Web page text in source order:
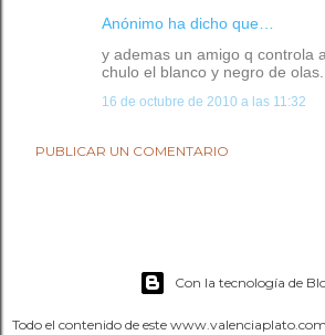
Anónimo ha dicho que…
y ademas un amigo q controla
chulo el blanco y negro de olas.
16 de octubre de 2010 a las 11:32
PUBLICAR UN COMENTARIO
Con la tecnología de
Todo el contenido de este